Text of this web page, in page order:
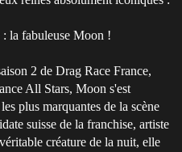
: la fabuleuse Moon !
2 de Drag Race France,
All Stars, Moon s'est
plus marquantes de la scène
suisse de la franchise, artiste
créature de la nuit, elle